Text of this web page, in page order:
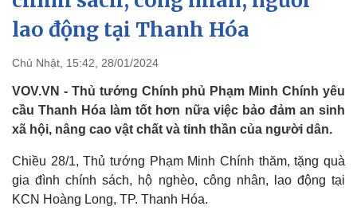
Tổ chức nhân sự
Nhận diện sự thật
Dự báo thời tiết
Việc làm
Biển đảo
lao động tại Thanh Hóa
Chủ Nhật, 15:42, 28/01/2024
VOV.VN - Thủ tướng Chính phủ Phạm Minh Chính yêu
cầu Thanh Hóa làm tốt hơn nữa việc bảo đảm an sinh
xã hội, nâng cao vật chất và tinh thần của người dân.
Chiều 28/1, Thủ tướng Phạm Minh Chính thăm, tặng quà
gia đình chính sách, hộ nghèo, công nhân, lao động tại
KCN Hoàng Long, TP. Thanh Hóa.